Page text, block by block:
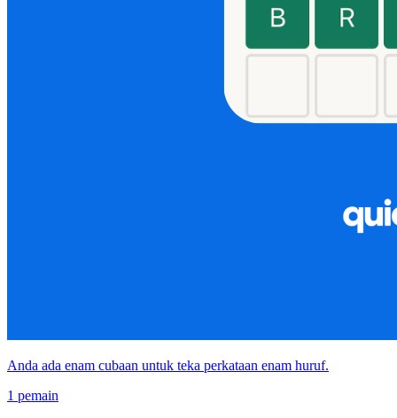
Anda ada enam cubaan untuk teka perkataan enam huruf.
1 pemain